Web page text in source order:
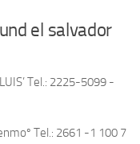
el salvador
Tel.: 2225-5099 -
Tel.: 2661 -1 100 7